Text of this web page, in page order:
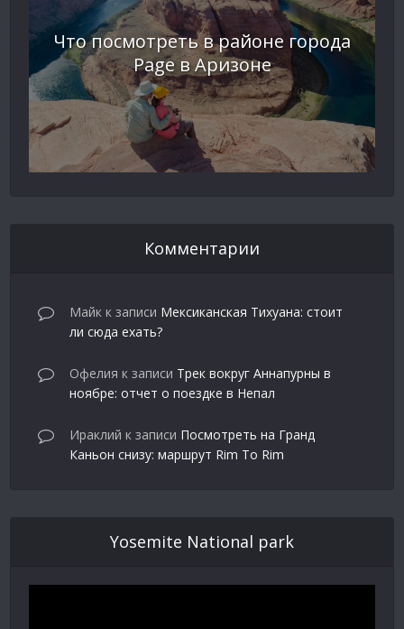
Что посмотреть в районе города
Page в Аризоне
Комментарии
Майк к записи Мексиканская Тихуана: стоит
ли сюда ехать?
Офелия к записи Трек вокруг Аннапурны в
ноябре: отчет о поездке в Непал
Ираклий к записи Посмотреть на Гранд
Каньон снизу: маршрут Rim To Rim
Yosemite National park